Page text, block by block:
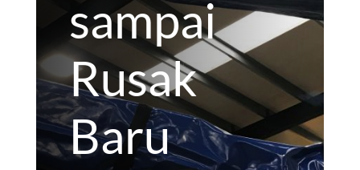
sampai
Rusak
Baru